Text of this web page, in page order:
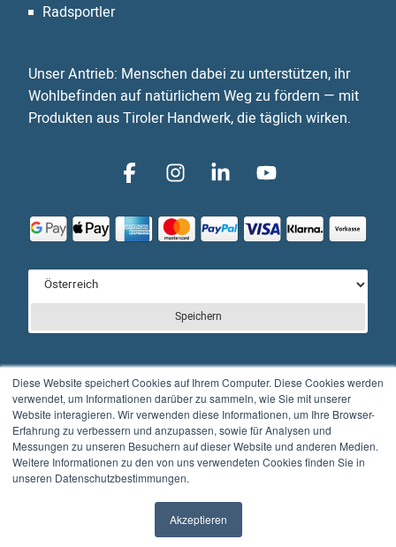
Diese Website speichert Cookies auf Ihrem Computer. Diese Cookies werden
verwendet, um Informationen darüber zu sammeln, wie Sie mit unserer
Website interagieren. Wir verwenden diese Informationen, um Ihre Browser-
Erfahrung zu verbessern und anzupassen, sowie für Analysen und
Messungen zu unseren Besuchern auf dieser Website und anderen Medien.
Weitere Informationen zu den von uns verwendeten Cookies finden Sie in
unseren Datenschutzbestimmungen.
Akzeptieren
Radsportler
Unser Antrieb: Menschen dabei zu unterstützen, ihr
Wohlbefinden auf natürlichem Weg zu fördern — mit
Produkten aus Tiroler Handwerk, die täglich wirken.
Speichern
© Full Balance GmbH
Kontakt
Impressum
Datenschutzerklärung
AGB’s